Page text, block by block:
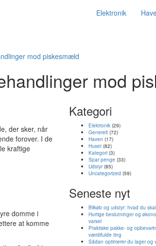
Elektronik
mod piskesmæld
mod
der sker, når
forover. I de
kraftige
domme i
at komme
Kategori
Elektronik (29)
Generelt (72)
Haven (17)
Huset (82)
Kategori (3)
Spar penge (33)
Udstyr(85)
Uncategorized (59)
Seneste nyt
Bilkøb og udstyr: hvad du
Hurtige beslutninger og
varsel
Praktiske pakke- og
værdifulde ting
Sådan optimerer du lager